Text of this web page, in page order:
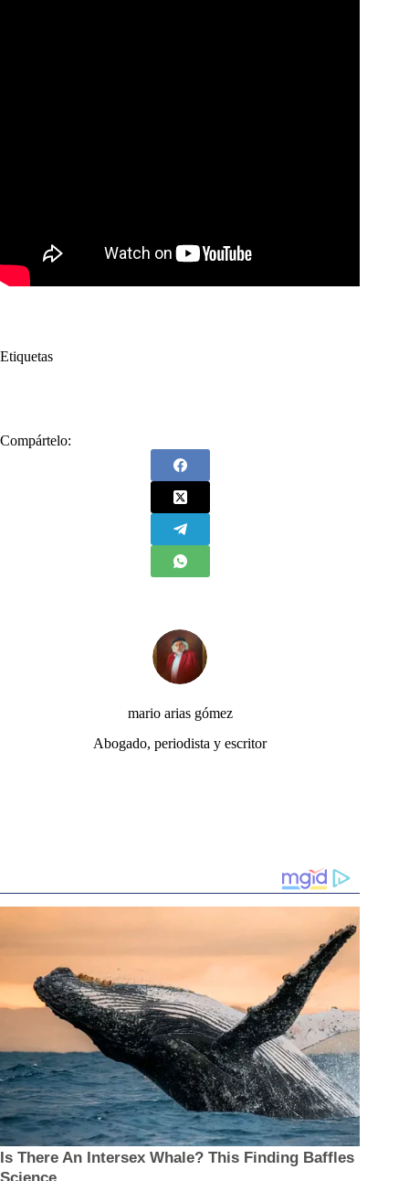
Etiquetas
Compártelo:
mario arias gómez
Abogado, periodista y escritor